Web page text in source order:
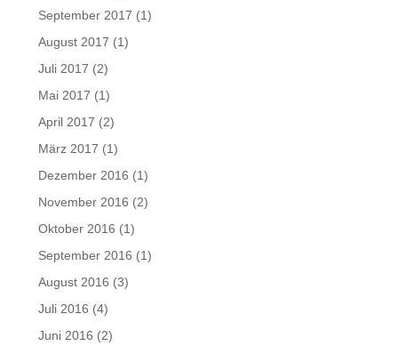
September 2017 (1)
August 2017 (1)
Juli 2017 (2)
Mai 2017 (1)
April 2017 (2)
März 2017 (1)
Dezember 2016 (1)
November 2016 (2)
Oktober 2016 (1)
September 2016 (1)
August 2016 (3)
Juli 2016 (4)
Juni 2016 (2)